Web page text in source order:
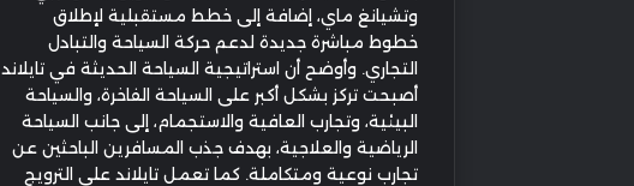
وتشيانغ ماي، إضافة إلى خطط مستقبلية لإطلاق
خطوط مباشرة جديدة لدعم حركة السياحة والتبادل
التجاري. وأوضح أن استراتيجية السياحة الحديثة في تايلاند
أصبحت تركز بشكل أكبر على السياحة الفاخرة، والسياحة
البيئية، وتجارب العافية والاستجمام، إلى جانب السياحة
الرياضية والعلاجية، بهدف جذب المسافرين الباحثين عن
تجارب نوعية ومتكاملة. كما تعمل تايلاند على الترويج